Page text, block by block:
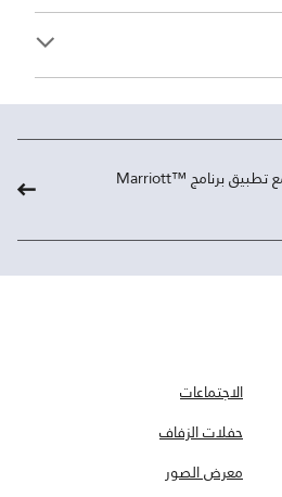
استمتع بإقامتك مع تطبيق برنامج ™Marriott
الاجتماعات
حفلات الزفاف
معرض الصور